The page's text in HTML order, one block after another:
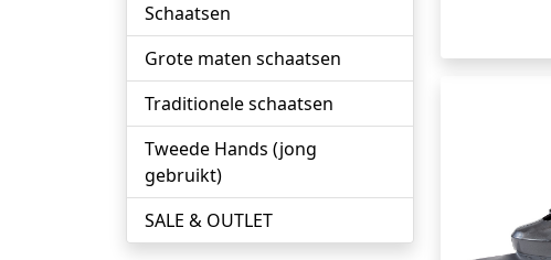
Schaatsen
Grote maten schaatsen
Traditionele schaatsen
Tweede Hands (jong
gebruikt)
SALE & OUTLET